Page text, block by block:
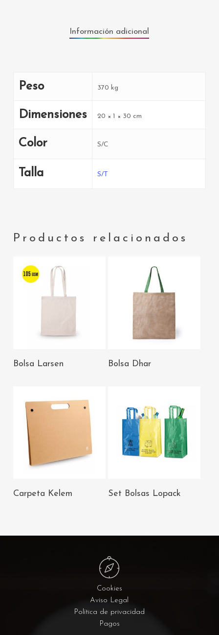
Información adicional
Peso 370 kg
Dimensiones 20 × 1 × 30 cm
Color S/C
Talla S/T
Productos relacionados
AÑADIR AL
Bolsa Larsen
AÑADIR AL
Bolsa Dhar
AÑADIR AL
Carpeta Kelem
AÑADIR AL
Set Bolsas Lopack
Cookies
Aviso Legal
Política de privacidad
Pagos